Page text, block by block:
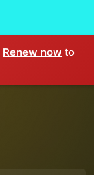
Renew now to